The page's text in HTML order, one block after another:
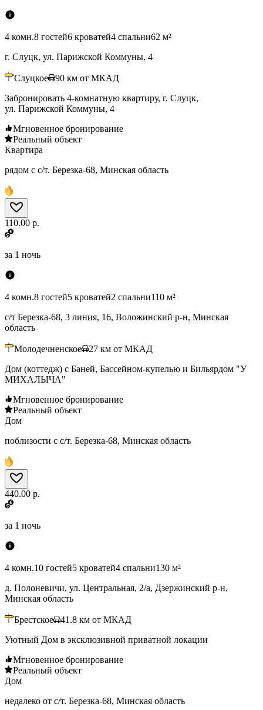
4 комн.8 гостей6 кроватей4 спальни62 м²
г. Слуцк, ул. Парижской Коммуны, 4
Слуцкое 90 км от МКАД
Забронировать 4-комнатную квартиру, г. Слуцк,
ул. Парижской Коммуны, 4
Мгновенное бронирование
Реальный объект
Квартира
рядом с с/т. Березка-68, Минская область
110.00 р.
за 1 ночь
4 комн.8 гостей5 кроватей2 спальни110 м²
с/т Березка-68, 3 линия, 16, Воложинский р-н, Минская
область
Молодечненское 27 км от МКАД
Дом (коттедж) с Баней, Бассейном-купелью и Бильярдом "У
МИХАЛЫЧА"
Мгновенное бронирование
Реальный объект
Дом
поблизости с с/т. Березка-68, Минская область
440.00 р.
за 1 ночь
4 комн.10 гостей5 кроватей4 спальни130 м²
д. Полоневичи, ул. Центральная, 2/а, Дзержинский р-н,
Минская область
Брестское 41.8 км от МКАД
Уютный Дом в эксклюзивной приватной локации
Мгновенное бронирование
Реальный объект
Дом
недалеко от с/т. Березка-68, Минская область